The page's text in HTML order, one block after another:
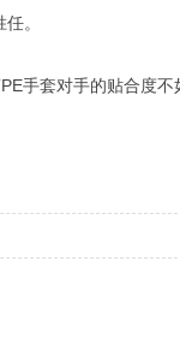
。
手套对手的贴合度